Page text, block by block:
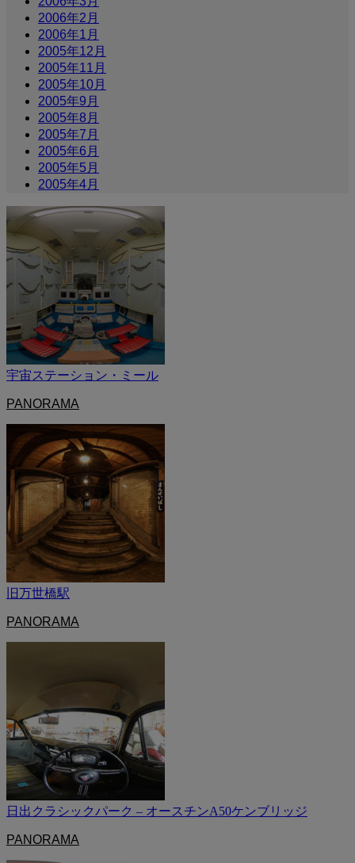
2006年2月
2006年1月
2005年12月
2005年11月
2005年10月
2005年9月
2005年8月
2005年7月
2005年6月
2005年5月
2005年4月
宇宙ステーション・ミール
PANORAMA
旧万世橋駅
PANORAMA
日出クラシックパーク – オースチンA50ケンブリッジ
PANORAMA